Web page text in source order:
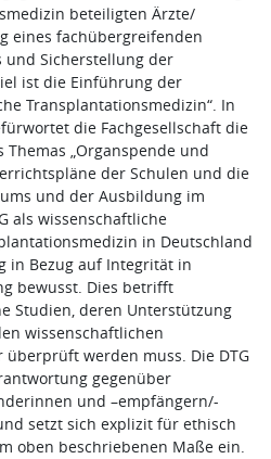
beteiligten Ärzte/
eines fachübergreifenden
Sicherstellung der
ist die Einführung der
Transplantationsmedizin“. In
die Fachgesellschaft die
„Organspende und
der Schulen und die
und der Ausbildung im
als wissenschaftliche
in Deutschland
in Bezug auf Integrität in
bewusst. Dies betrifft
Studien, deren Unterstützung
wissenschaftlichen
werden muss. Die DTG
gegenüber
und –empfängern/-
setzt sich explizit für ethisch
oben beschriebenen Maße ein.